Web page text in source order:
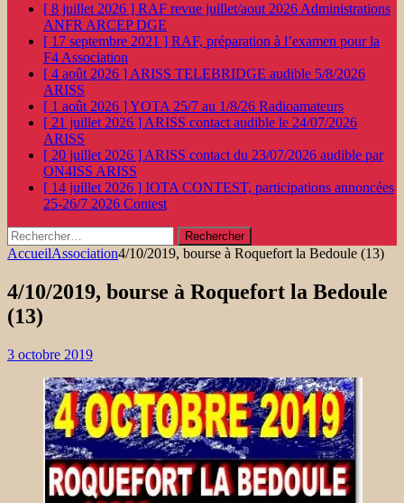
[ 8 juillet 2026 ] RAF revue juillet/aout 2026 Administrations
ANFR ARCEP DGE
[ 17 septembre 2021 ] RAF, préparation à l’examen pour la
F4 Association
[ 4 août 2026 ] ARISS TELEBRIDGE audible 5/8/2026
ARISS
[ 1 août 2026 ]YOTA 25/7 au 1/8/26 Radioamateurs
[ 21 juillet 2026 ] ARISS contact audible le 24/07/2026
ARISS
[ 20 juillet 2026 ] ARISS contact du 23/07/2026 audible par
ON4ISS ARISS
[ 14 juillet 2026 ] IOTA CONTEST, participations annoncées
25-26/7 2026 Contest
Rechercher :
AccueilAssociation4/10/2019, bourse à Roquefort la Bedoule (13)
4/10/2019, bourse à Roquefort la Bedoule
(13)
3 octobre 2019